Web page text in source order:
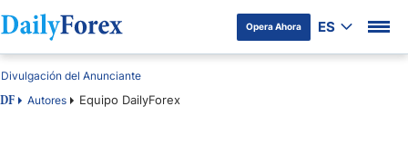
Opera Ahora ES
DF Autores Equipo DailyForex
Divulgación del Anunciante